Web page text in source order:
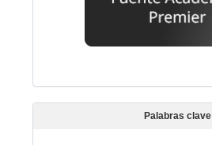
Palabras clave